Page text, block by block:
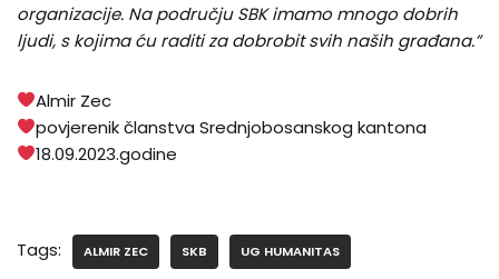
organizacije. Na području SBK imamo mnogo dobrih
ljudi, s kojima ću raditi za dobrobit svih naših građana.”
Almir Zec
povjerenik članstva Srednjobosanskog kantona
18.09.2023.godine
Tags: ALMIR ZEC SKB UG HUMANITAS